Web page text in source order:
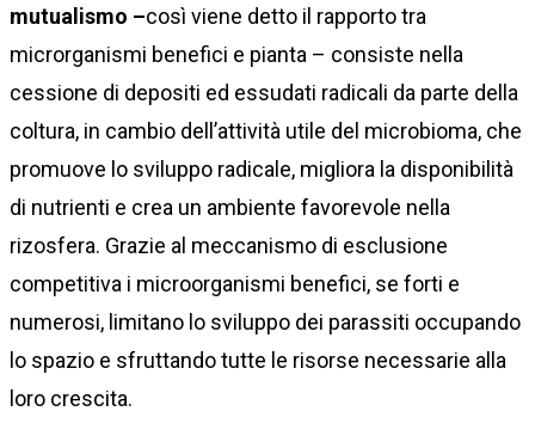
mutualismo –così viene detto il rapporto tra
microrganismi benefici e pianta – consiste nella
cessione di depositi ed essudati radicali da parte della
coltura, in cambio dell’attività utile del microbioma, che
promuove lo sviluppo radicale, migliora la disponibilità
di nutrienti e crea un ambiente favorevole nella
rizosfera. Grazie al meccanismo di esclusione
competitiva i microorganismi benefici, se forti e
numerosi, limitano lo sviluppo dei parassiti occupando
lo spazio e sfruttando tutte le risorse necessarie alla
loro crescita.